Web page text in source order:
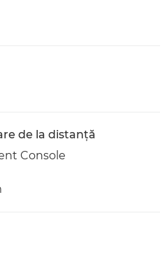
de la distanţă
Console